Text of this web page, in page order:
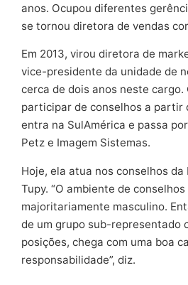
anos. Ocupou diferentes
se tornou diretora de vendas
Em 2013, virou diretora de
vice-presidente da unidade de
cerca de dois anos neste cargo.
participar de conselhos a partir
entra na SulAmérica e passa
Petz e Imagem Sistemas.
Hoje, ela atua nos conselhos da
Tupy. “O ambiente de
majoritariamente masculino.
de um grupo sub-representado
posições, chega com uma boa
responsabilidade”, diz.